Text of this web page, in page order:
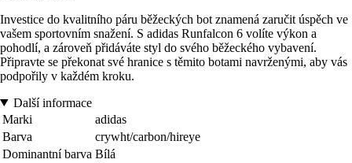
Investice do kvalitního páru běžeckých bot znamená zaručit úspěch ve
vašem sportovním snažení. S adidas Runfalcon 6 volíte výkon a
pohodlí, a zároveň přidáváte styl do svého běžeckého vybavení.
Připravte se překonat své hranice s těmito botami navrženými, aby vás
podpořily v každém kroku.
Další informace
Marki
adidas
Barva
crywht/carbon/hireye
Dominantní barva Bílá